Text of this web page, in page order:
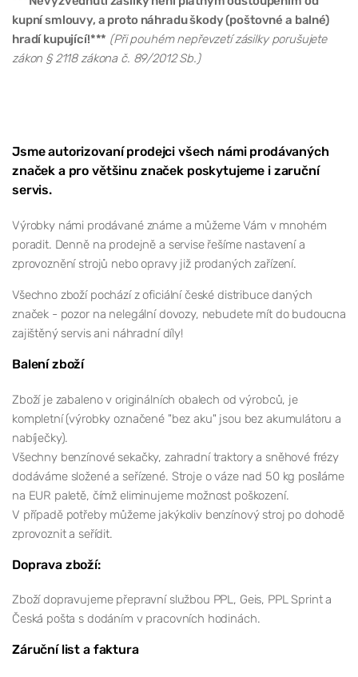
kupní smlouvy, a proto náhradu škody (poštovné a balné)
hradí kupující!*** (Při pouhém nepřevzetí zásilky porušujete
zákon § 2118 zákona č. 89/2012 Sb.)
Jsme autorizovaní prodejci všech námi prodávaných
značek a pro většinu značek poskytujeme i zaruční
servis.
Výrobky námi prodávané známe a můžeme Vám v mnohém
poradit. Denně na prodejně a servise řešíme nastavení a
zprovoznění strojů nebo opravy již prodaných zařízení.
Všechno zboží pochází z oficiální české distribuce daných
značek - pozor na nelegální dovozy, nebudete mít do budoucna
zajištěný servis ani náhradní díly!
Balení zboží
Zboží je zabaleno v originálních obalech od výrobců, je
kompletní (výrobky označené "bez aku" jsou bez akumulátoru a
nabíječky).
Všechny benzínové sekačky, zahradní traktory a sněhové frézy
dodáváme složené a seřízené. Stroje o váze nad 50 kg posíláme
na EUR paletě, čímž eliminujeme možnost poškození.
V případě potřeby můžeme jakýkoliv benzínový stroj po dohodě
zprovoznit a seřídit.
Doprava zboží:
Zboží dopravujeme přepravní službou PPL, Geis, PPL Sprint a
Česká pošta s dodáním v pracovních hodinách.
Záruční list a faktura